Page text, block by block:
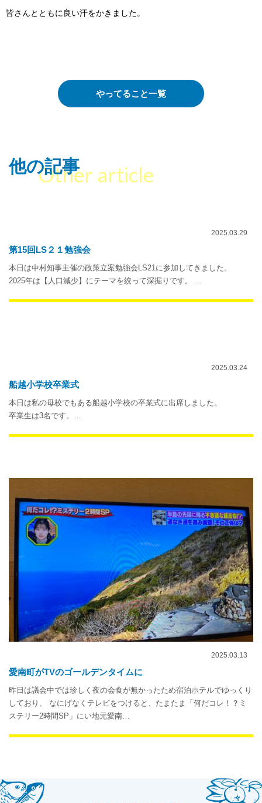
皆さんとともに良い汗をかきました。
やってること一覧
他の記事
Other article
2025.03.29
第15回LS２１勉強会
本日は中村知事主催の政策立案勉強会LS21に参加してきました。
2025年は【人口減少】にテーマを絞って深掘りです。 …
2025.03.24
船越小学校卒業式
本日は私の母校でもある船越小学校の卒業式に出席しました。
卒業生は3名です。…
2025.03.13
愛南町がTVのゴールデンタイムに
昨日は議会中では珍しく夜の会食が無かったため宿泊ホテルでゆっくり
しており、 なにげなくテレビをつけると、たまたま「何だコレ！？ミ
ステリー2時間SP」にい地元愛南…